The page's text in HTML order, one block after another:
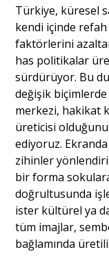
Türkiye, küresel
kendi içinde
faktörlerini
has politikalar
sürdürüyor. Bu
değişik
merkezi, hakikat
üreticisi
ediyoruz.
zihinler
bir forma
doğrultusunda
ister kültürel ya
tüm imajlar,
bağlamında